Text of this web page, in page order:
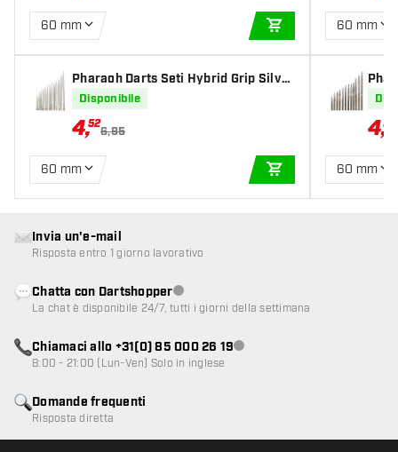
60 mm
AGGIUNGI AL
Pharaoh Darts Seti Hybrid Grip Silver
Points
Disponibile
4,52
6,95
60 mm
AGGIUNGI AL
60 mm
4,52
60 mm
Domande frequenti
Risposta diretta
Invia un'e-mail
Risposta entro 1 giorno lavorativo
Chatta con DartshopperServizio clienti non disponibile
La chat è disponibile 24/7, tutti i giorni della settimana
Chiamaci allo +31(0) 85 000 26 19Servizio clienti non disponibile
8:00 - 21:00 (Lun-Ven) Solo in inglese